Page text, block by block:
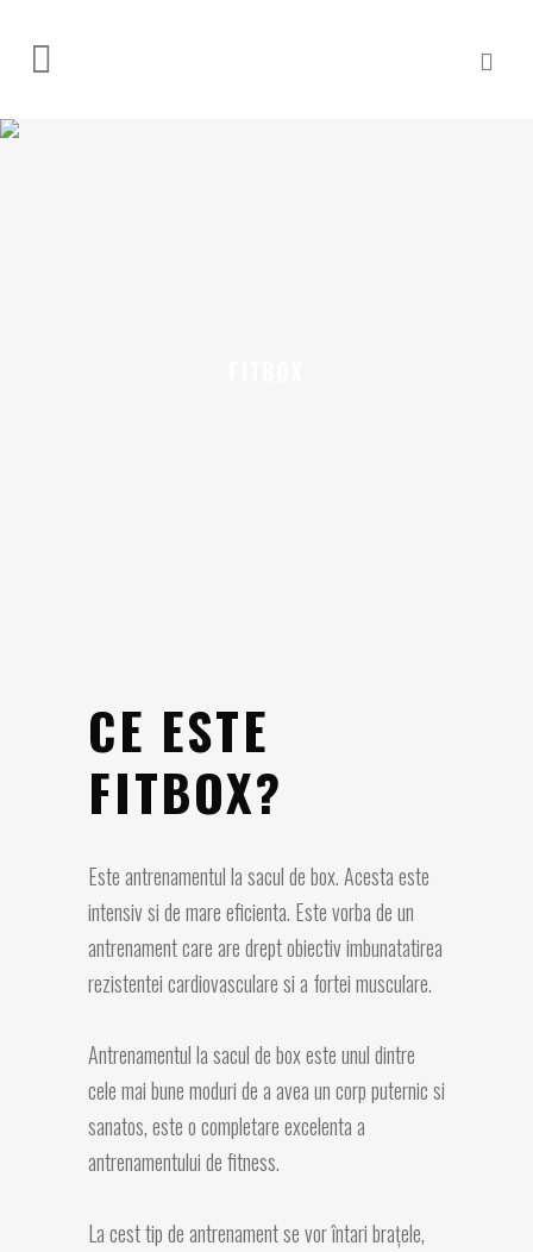
CE ESTE
FITBOX?
Este antrenamentul la sacul de box. Acesta este
intensiv si de mare eficienta. Este vorba de un
antrenament care are drept obiectiv imbunatatirea
rezistentei cardiovasculare si a fortei musculare.
Antrenamentul la sacul de box este unul dintre
cele mai bune moduri de a avea un corp puternic si
sanatos, este o completare excelenta a
antrenamentului de fitness.
La cest tip de antrenament se vor întari braţele,